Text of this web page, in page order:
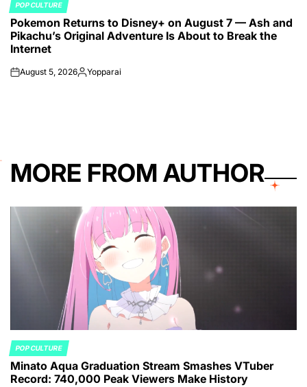
POSTED
IN
POP CULTURE
Pokemon Returns to Disney+ on August 7 — Ash and
Pikachu’s Original Adventure Is About to Break the
Internet
onAugust 5, 2026Posted
Yopparai
MORE FROM AUTHOR
POSTED
IN
POP CULTURE
Minato Aqua Graduation Stream Smashes VTuber
Record: 740,000 Peak Viewers Make History